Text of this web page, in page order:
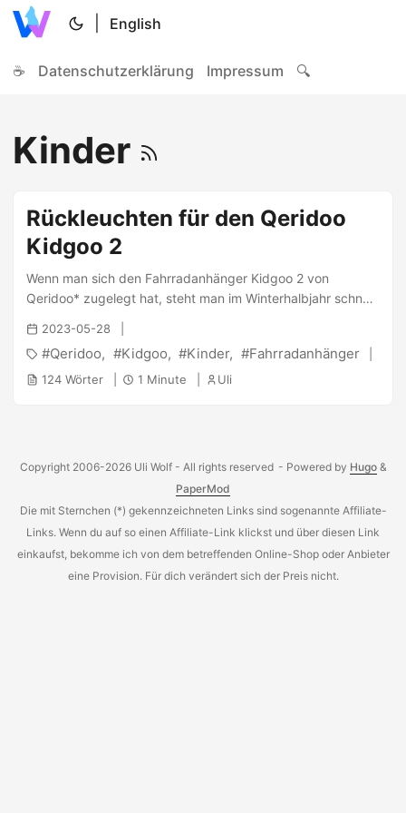
English
☕ Datenschutzerklärung Impressum 🔍
Kinder
Rückleuchten für den Qeridoo
Kidgoo 2
Wenn man sich den Fahrradanhänger Kidgoo 2 von
Qeridoo* zugelegt hat, steht man im Winterhalbjahr schnell
vor der Herausforderung, dass dieser beleuchtet werden
soll. Meine Anforderung war zudem, dass die Leuchte im
Fahrradanhängerbetrieb funktional sein, aber beim Joggen
und Spazieren nicht im Weg sein soll. D.h. alle Leuchten
2023-05-28
Qeridoo Kidgoo Kinder Fahrradanhänger
124 Wörter 1 Minute Uli
Copyright 2006-2026 Uli Wolf - All rights reserved - Powered by Hugo &
PaperMod
Die mit Sternchen (*) gekennzeichneten Links sind sogenannte Affiliate-
Links. Wenn du auf so einen Affiliate-Link klickst und über diesen Link
einkaufst, bekomme ich von dem betreffenden Online-Shop oder Anbieter
eine Provision. Für dich verändert sich der Preis nicht.